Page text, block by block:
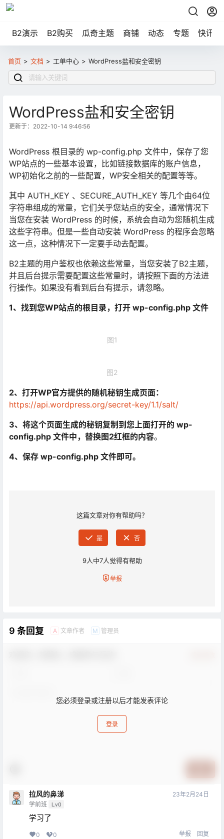
B2演示 B2购买 瓜奇主题 商铺 动态 专题 快讯
首页 > 文档 > 工单中心 > WordPress盐和安全密钥
WordPress盐和安全密钥
更新于：2022-10-14 9:46:56
WordPress 根目录的 wp-config.php 文件中，保存了您
WP站点的一些基本设置，比如链接数据库的账户信息，
WP初始化之前的一些配置，WP安全相关的配置等等。
其中 AUTH_KEY 、SECURE_AUTH_KEY 等几个由64位
字符串组成的常量，它们关乎您站点的安全，通常情况下
当您在安装 WordPress 的时候，系统会自动为您随机生成
这些字符串。但是一些自动安装 WordPress 的程序会忽略
这一点，这种情况下一定要手动去配置。
B2主题的用户鉴权也依赖这些常量，当您安装了B2主题，
并且后台提示需要配置这些常量时，请按照下面的方法进
行操作。如果没有看到后台有提示，请忽略。
1、找到您WP站点的根目录，打开 wp-config.php 文件
图1
图2
2、打开WP官方提供的随机秘钥生成页面：
https://api.wordpress.org/secret-key/1.1/salt/
3、将这个页面生成的秘钥复制到您上面打开的 wp-
config.php 文件中，替换图2红框的内容。
4、保存 wp-config.php 文件即可。
这篇文章对你有帮助吗？
是 否
9人中7人觉得有帮助
举报
9 条回复 A 文章作者 M 管理员
您必须登录或注册以后才能发表评论
登录
拉风的鼻涕
学前班 Lv0
23年2月24日
学习了
0 0 举报 回复